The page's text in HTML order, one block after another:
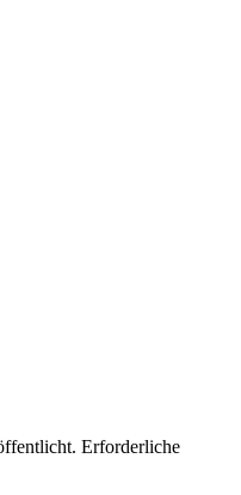
Erforderliche